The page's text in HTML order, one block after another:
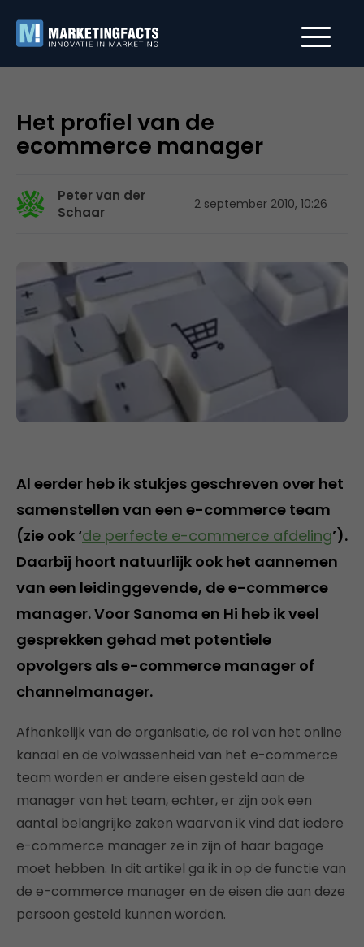
Het profiel van de
ecommerce manager
Peter van der
Schaar
2 september 2010, 10:26
Al eerder heb ik stukjes geschreven over het
samenstellen van een e-commerce team
(zie ook ‘de perfecte e-commerce afdeling’).
Daarbij hoort natuurlijk ook het aannemen
van een leidinggevende, de e-commerce
manager. Voor Sanoma en Hi heb ik veel
gesprekken gehad met potentiele
opvolgers als e-commerce manager of
channelmanager.
Afhankelijk van de organisatie, de rol van het online
kanaal en de volwassenheid van het e-commerce
team worden er andere eisen gesteld aan de
manager van het team, echter, er zijn ook een
aantal belangrijke zaken waarvan ik vind dat iedere
e-commerce manager ze in zijn of haar bagage
moet hebben. In dit artikel ga ik in op de functie van
de e-commerce manager en de eisen die aan deze
persoon gesteld kunnen worden.